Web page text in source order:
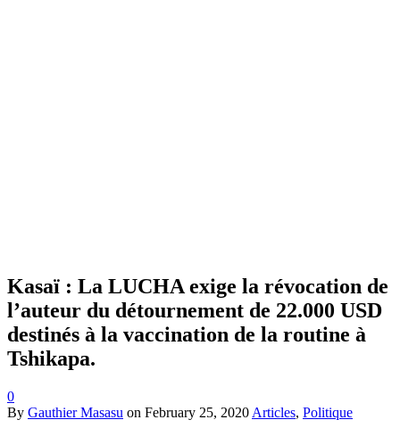
Kasaï : La LUCHA exige la révocation de
l’auteur du détournement de 22.000 USD
destinés à la vaccination de la routine à
Tshikapa.
0
By Gauthier Masasu on February 25, 2020 Articles, Politique